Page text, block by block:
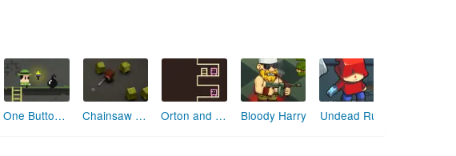
Super Squad Pest Hunter 2 Bouncy Magic Stones Dot5urbo Blockade Breaker